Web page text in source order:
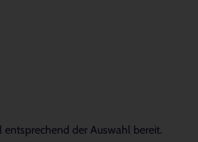
entsprechend der Auswahl bereit.